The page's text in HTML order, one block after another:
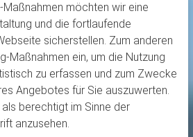
möchten wir eine
und die fortlaufende
sicherstellen. Zum anderen
Maßnahmen ein, um die Nutzung
zu erfassen und zum Zwecke
Angebotes für Sie auszuwerten.
berechtigt im Sinne der
anzusehen.